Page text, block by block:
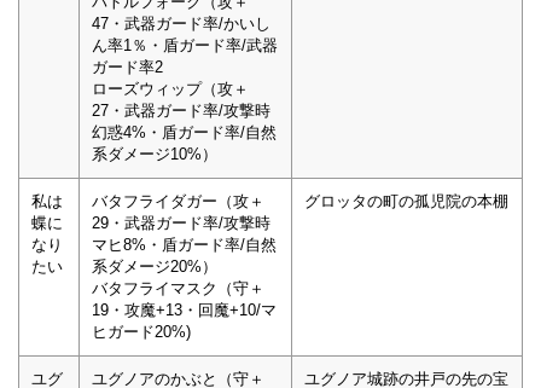
47・武器ガード率/かいし
ん率1％・盾ガード率/武器
ガード率2
ローズウィップ（攻＋
27・武器ガード率/攻撃時
幻惑4%・盾ガード率/自然
系ダメージ10%）
私は
蝶に
なり
たい
バタフライダガー（攻＋
29・武器ガード率/攻撃時
マヒ8%・盾ガード率/自然
系ダメージ20%）
バタフライマスク（守＋
19・攻魔+13・回魔+10/マ
ヒガード20%)
グロッタの町の孤児院の本棚
ユグ
ユグノアのかぶと（守＋
ユグノア城跡の井戸の先の宝